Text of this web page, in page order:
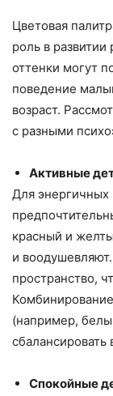
Цветовая
роль в
оттенки могут
поведение
возраст.
с разными
Активные
Для
красный и
и
пространство,
(например,
сбалансировать
Спокойные